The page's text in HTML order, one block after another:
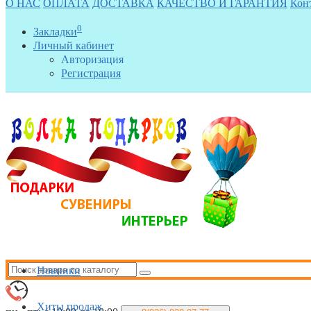
О НАС ОПЛАТА ДОСТАВКА КАЧЕСТВО И ГАРАНТИЯ
Закладки0
Личный кабинет
Авторизация
Регистрация
Новинки
Хиты продаж